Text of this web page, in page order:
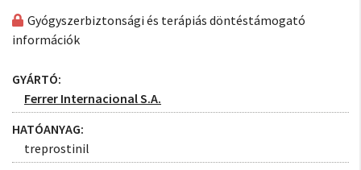
Gyógyszerbiztonsági és terápiás döntéstámogató
információk
GYÁRTÓ:
Ferrer Internacional S.A.
HATÓANYAG:
treprostinil